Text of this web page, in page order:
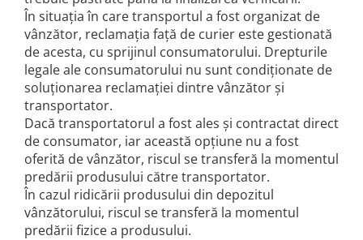
În situația în care transportul a fost organizat de
vânzător, reclamația față de curier este gestionată
de acesta, cu sprijinul consumatorului. Drepturile
legale ale consumatorului nu sunt condiționate de
soluționarea reclamației dintre vânzător și
transportator.
Dacă transportatorul a fost ales și contractat direct
de consumator, iar această opțiune nu a fost
oferită de vânzător, riscul se transferă la momentul
predării produsului către transportator.
În cazul ridicării produsului din depozitul
vânzătorului, riscul se transferă la momentul
predării fizice a produsului.